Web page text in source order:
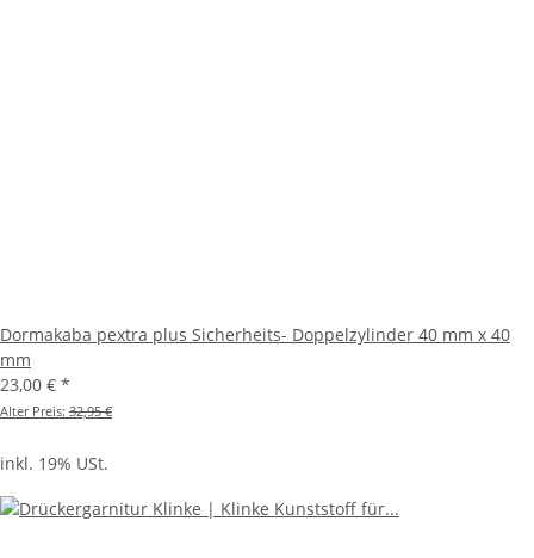
Dormakaba pextra plus Sicherheits- Doppelzylinder 40 mm x 40
mm
23,00 € *
Alter Preis: 32,95 €
inkl. 19% USt.